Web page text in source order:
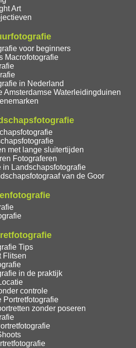
Art
voor beginners
Macrofotografie
in Nederland
Amsterdamse Waterleidingduinen
met lange sluitertijden
Fotograferen
Landschapsfotografie
van de Goor
Tips
Flitsen
in de praktijk
controle
Portretfotografie
zonder poseren